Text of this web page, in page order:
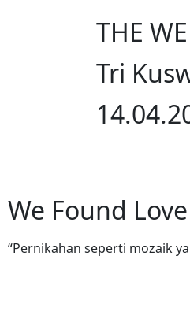
THE
Tri
We Found Love
“Pernikahan seperti mozaik